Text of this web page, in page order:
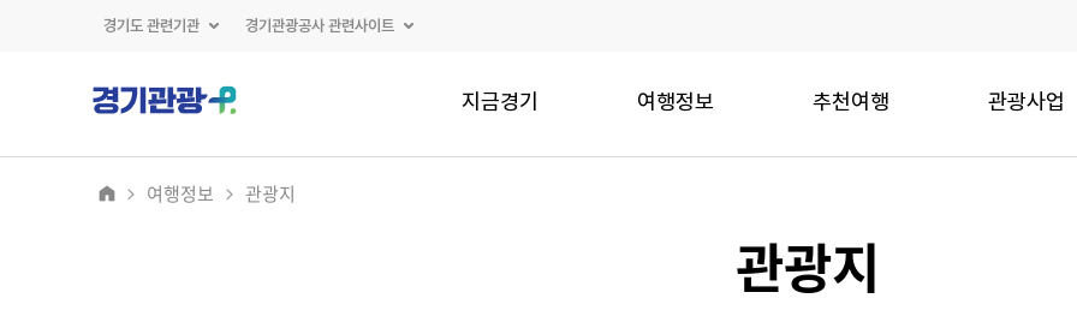
경기도 관련기관 경기관광공사 관련사이트
지금경기 여행정보 추천여행 관광사업
여행정보 관광지
관광지